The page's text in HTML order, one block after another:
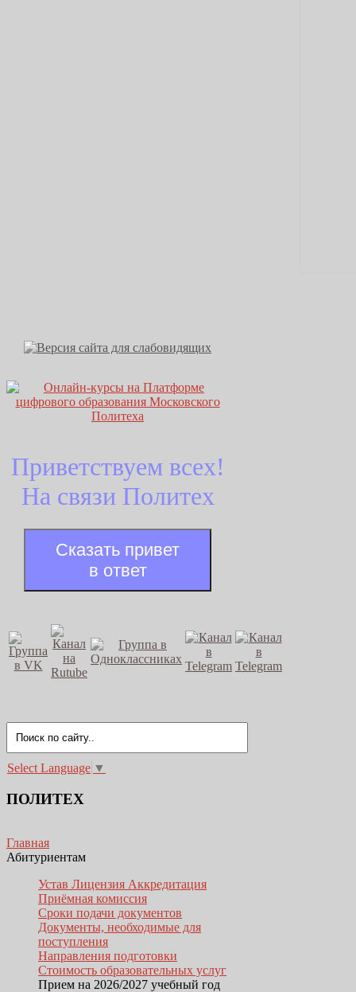
Приветствуем всех!
На связи Политех
Сказать привет
в ответ
Select Language ▼
ПОЛИТЕХ
Главная
Абитуриентам
Устав Лицензия Аккредитация
Приёмная комиссия
Сроки подачи документов
Документы, необходимые для
поступления
Направления подготовки
Стоимость образовательных услуг
Прием на 2026/2027 учебный год